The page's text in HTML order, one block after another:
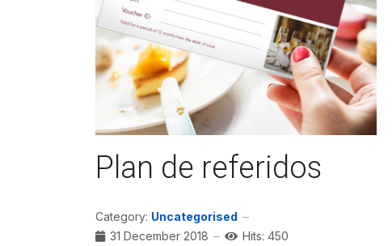
Plan de referidos
Category: Uncategorised
31 December 2018
Hits: 450